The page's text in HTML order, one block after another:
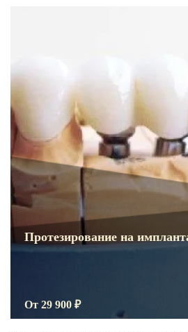
Протезирование на
От 29 900 ₽